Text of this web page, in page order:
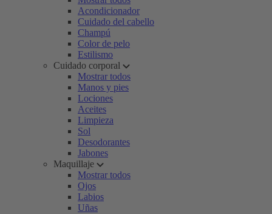
Acondicionador
Cuidado del cabello
Champú
Color de pelo
Estilismo
Cuidado corporal
Mostrar todos
Manos y pies
Lociones
Aceites
Limpieza
Sol
Desodorantes
Jabones
Maquillaje
Mostrar todos
Ojos
Labios
Uñas